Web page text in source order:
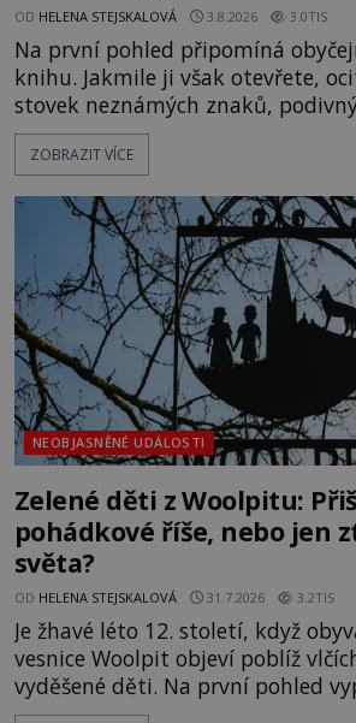
OD HELENA STEJSKALOVÁ 3.8.2026 3.0TIS
Na první pohled připomíná
knihu. Jakmile ji však otevřete,
stovek neznámých znaků,
textu, který už téměř dvě století
pokusům o rozluštění.
jistotou neví, kdo jej napsal, kdy
vlastně vypráví. Rohoncský kodex se poprvé
objevuje v roce
ZOBRAZIT VÍCE
NEOBJASNĚNÉ UDÁLOSTI
Zelené děti z Woolpitu:
pohádkové říše, nebo jen
světa?
OD HELENA STEJSKALOVÁ 31.7.2026 3.2TIS
Je žhavé léto 12. století, když
vesnice Woolpit objeví poblíž
vyděšené děti. Na první pohled
každé jiné, až na jednu děsivou